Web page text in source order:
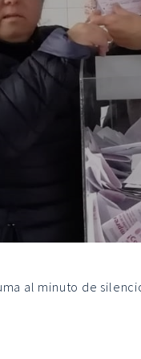
al minuto de